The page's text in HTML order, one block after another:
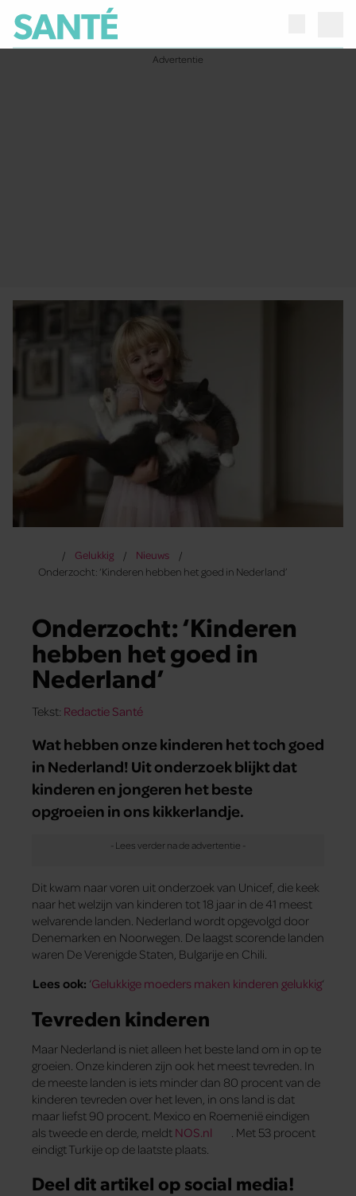
Gelukkig
Nieuws
Onderzocht: ‘Kinderen hebben het goed in Nederland’
Onderzocht: ‘Kinderen
hebben het goed in
Nederland’
Tekst: Redactie Santé
Wat hebben onze kinderen het toch goed
in Nederland! Uit onderzoek blijkt dat
kinderen en jongeren het beste
opgroeien in ons kikkerlandje.
Dit kwam naar voren uit onderzoek van Unicef, die keek
naar het welzijn van kinderen tot 18 jaar in de 41 meest
welvarende landen. Nederland wordt opgevolgd door
Denemarken en Noorwegen. De laagst scorende landen
waren De Verenigde Staten, Bulgarije en Chili.
Lees ook: ‘Gelukkige moeders maken kinderen gelukkig‘
Tevreden kinderen
Maar Nederland is niet alleen het beste land om in op te
groeien. Onze kinderen zijn ook het meest tevreden. In
de meeste landen is iets minder dan 80 procent van de
kinderen tevreden over het leven, in ons land is dat
maar liefst 90 procent. Mexico en Roemenië eindigen
als tweede en derde, meldt NOS.nl
. Met 53 procent
eindigt Turkije op de laatste plaats.
Deel dit artikel op social media!